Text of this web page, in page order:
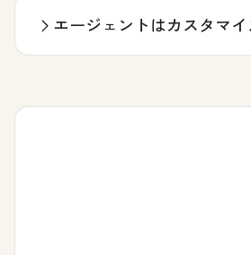
エージェントはカスタマ